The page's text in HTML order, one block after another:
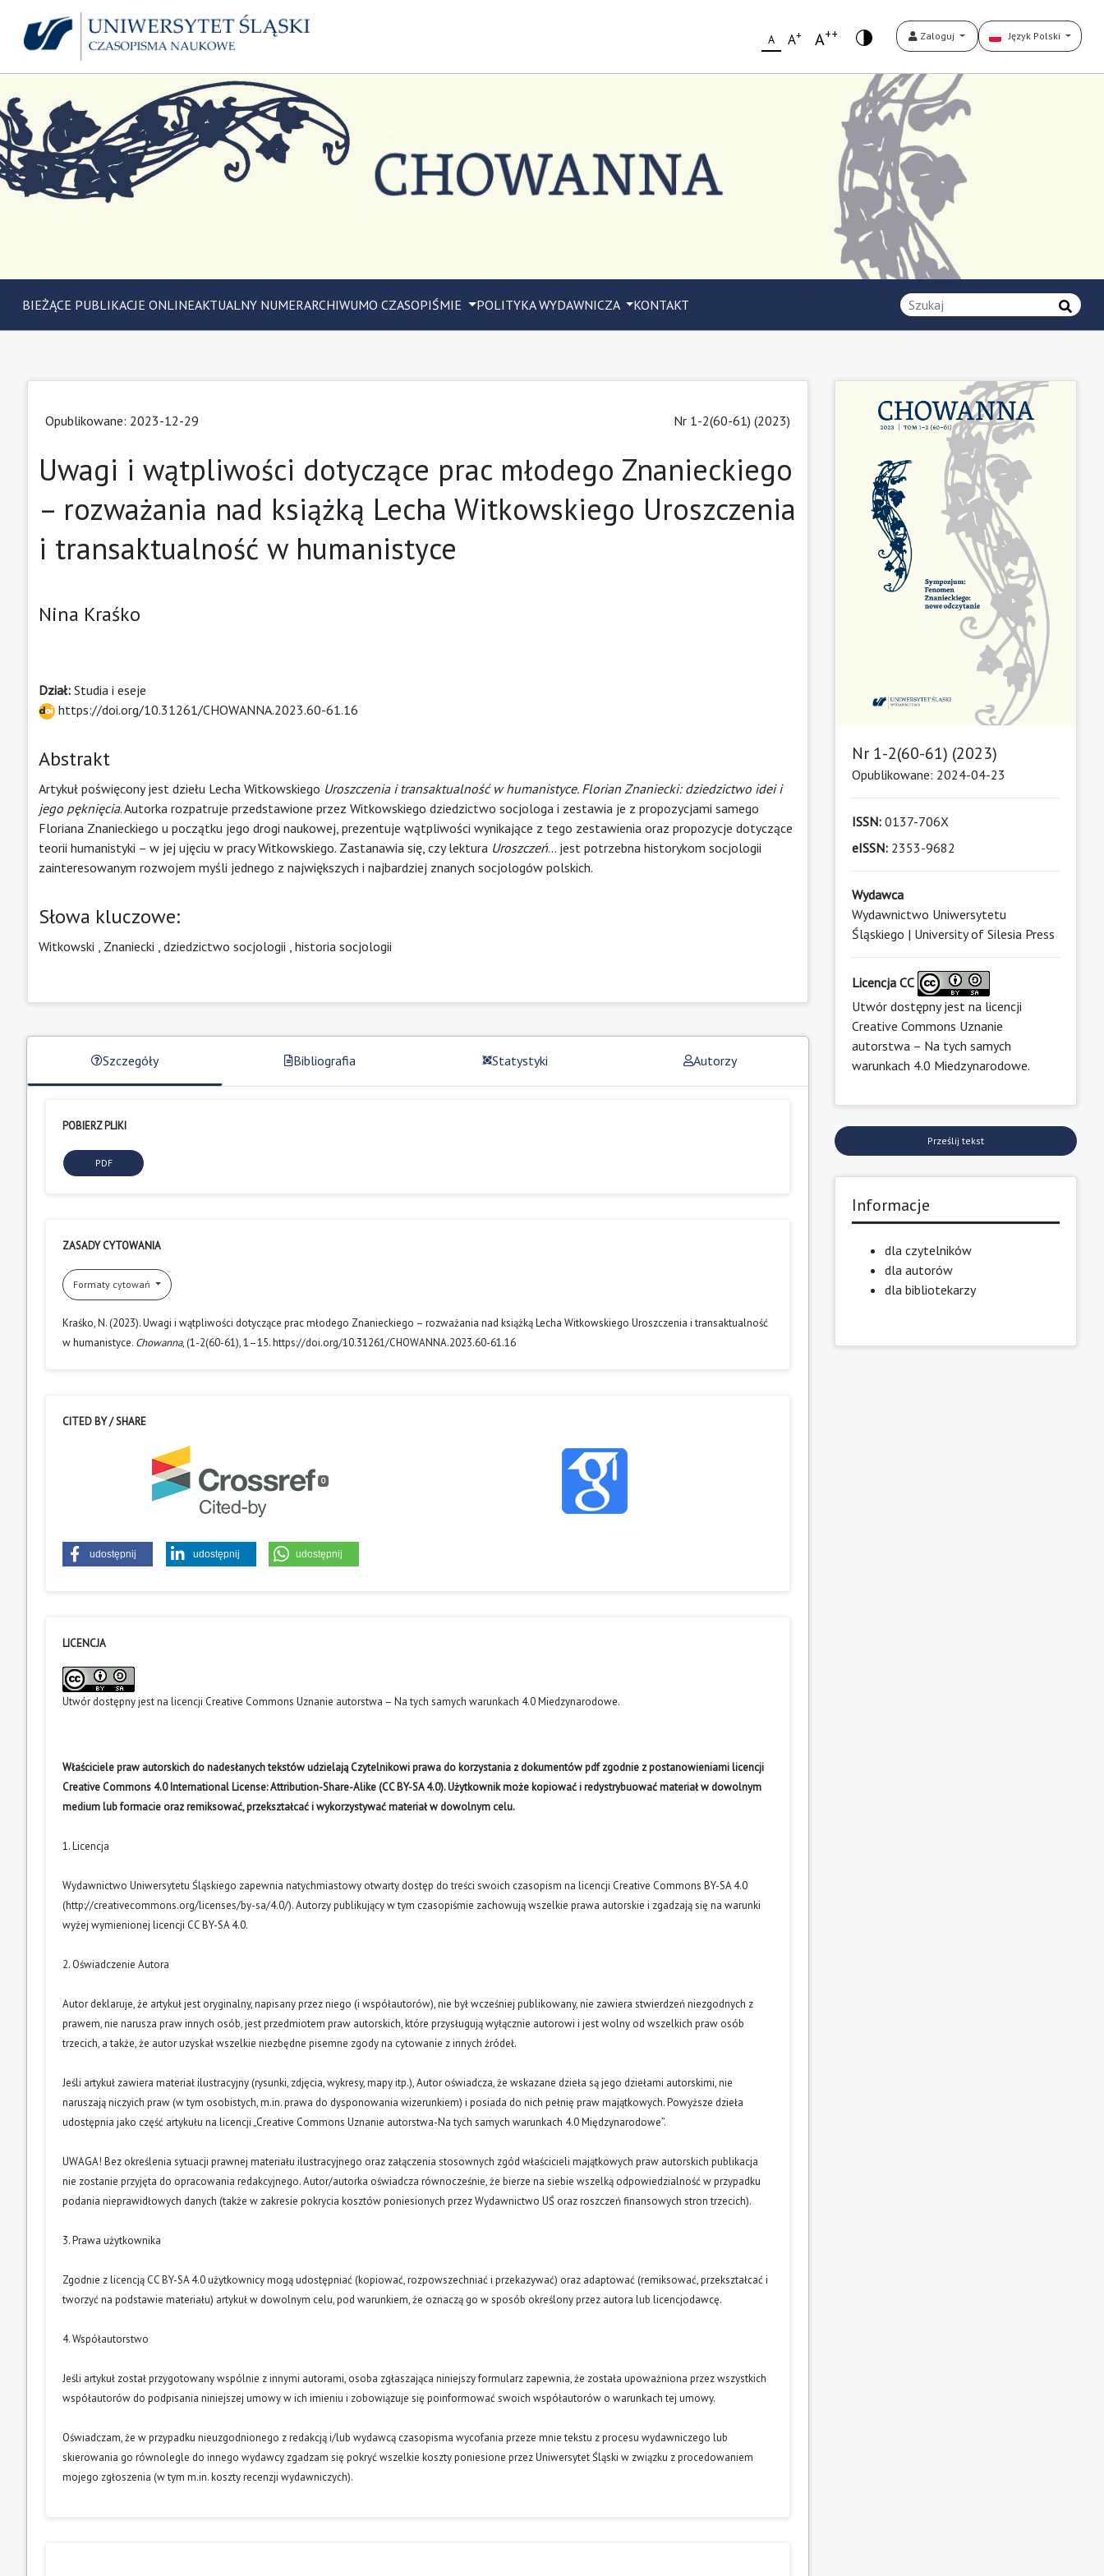
A A+ A++ Zaloguj Język Polski
BIEŻĄCE PUBLIKACJE ONLINEAKTUALNY NUMERARCHIWUMO CZASOPIŚMIE POLITYKA WYDAWNICZA KONTAKT
Opublikowane: 2023-12-29 Nr 1-2(60-61) (2023)
Uwagi i wątpliwości dotyczące prac młodego Znanieckiego
– rozważania nad książką Lecha Witkowskiego Uroszczenia
i transaktualność w humanistyce
Nina Kraśko
Dział: Studia i eseje
https://doi.org/10.31261/CHOWANNA.2023.60-61.16
Abstrakt
Artykuł poświęcony jest dziełu Lecha Witkowskiego Uroszczenia i transaktualność w humanistyce. Florian Znaniecki: dziedzictwo idei i
jego pęknięcia. Autorka rozpatruje przedstawione przez Witkowskiego dziedzictwo socjologa i zestawia je z propozycjami samego
Floriana Znanieckiego u początku jego drogi naukowej, prezentuje wątpliwości wynikające z tego zestawienia oraz propozycje dotyczące
teorii humanistyki – w jej ujęciu w pracy Witkowskiego. Zastanawia się, czy lektura Uroszczeń… jest potrzebna historykom socjologii
zainteresowanym rozwojem myśli jednego z największych i najbardziej znanych socjologów polskich.
Słowa kluczowe:
Witkowski Znaniecki dziedzictwo socjologii historia socjologii
Szczegóły Bibliografia Statystyki Autorzy
POBIERZ PLIKI
PDF
ZASADY CYTOWANIA
Formaty cytowań
Kraśko, N. (2023). Uwagi i wątpliwości dotyczące prac młodego Znanieckiego – rozważania nad książką Lecha Witkowskiego Uroszczenia i transaktualność
w humanistyce. Chowanna, (1-2(60-61), 1–15. https://doi.org/10.31261/CHOWANNA.2023.60-61.16
CITED BY / SHARE
0
udostępnij udostępnij udostępnij
LICENCJA
Utwór dostępny jest na licencji Creative Commons Uznanie autorstwa – Na tych samych warunkach 4.0 Miedzynarodowe.
Właściciele praw autorskich do nadesłanych tekstów udzielają Czytelnikowi prawa do korzystania z dokumentów pdf zgodnie z postanowieniami licencji
Creative Commons 4.0 International License: Attribution-Share-Alike (CC BY-SA 4.0). Użytkownik może kopiować i redystrybuować materiał w dowolnym
medium lub formacie oraz remiksować, przekształcać i wykorzystywać materiał w dowolnym celu.
1. Licencja
Wydawnictwo Uniwersytetu Śląskiego zapewnia natychmiastowy otwarty dostęp do treści swoich czasopism na licencji Creative Commons BY-SA 4.0
(http://creativecommons.org/licenses/by-sa/4.0/). Autorzy publikujący w tym czasopiśmie zachowują wszelkie prawa autorskie i zgadzają się na warunki
wyżej wymienionej licencji CC BY-SA 4.0.
2. Oświadczenie Autora
Autor deklaruje, że artykuł jest oryginalny, napisany przez niego (i współautorów), nie był wcześniej publikowany, nie zawiera stwierdzeń niezgodnych z
prawem, nie narusza praw innych osób, jest przedmiotem praw autorskich, które przysługują wyłącznie autorowi i jest wolny od wszelkich praw osób
trzecich, a także, że autor uzyskał wszelkie niezbędne pisemne zgody na cytowanie z innych źródeł.
Jeśli artykuł zawiera materiał ilustracyjny (rysunki, zdjęcia, wykresy, mapy itp.), Autor oświadcza, że wskazane dzieła są jego dziełami autorskimi, nie
naruszają niczyich praw (w tym osobistych, m.in. prawa do dysponowania wizerunkiem) i posiada do nich pełnię praw majątkowych. Powyższe dzieła
udostępnia jako część artykułu na licencji „Creative Commons Uznanie autorstwa-Na tych samych warunkach 4.0 Międzynarodowe”.
UWAGA! Bez określenia sytuacji prawnej materiału ilustracyjnego oraz załączenia stosownych zgód właścicieli majątkowych praw autorskich publikacja
nie zostanie przyjęta do opracowania redakcyjnego. Autor/autorka oświadcza równocześnie, że bierze na siebie wszelką odpowiedzialność w przypadku
podania nieprawidłowych danych (także w zakresie pokrycia kosztów poniesionych przez Wydawnictwo UŚ oraz roszczeń finansowych stron trzecich).
3. Prawa użytkownika
Zgodnie z licencją CC BY-SA 4.0 użytkownicy mogą udostępniać (kopiować, rozpowszechniać i przekazywać) oraz adaptować (remiksować, przekształcać i
tworzyć na podstawie materiału) artykuł w dowolnym celu, pod warunkiem, że oznaczą go w sposób określony przez autora lub licencjodawcę.
4. Współautorstwo
Jeśli artykuł został przygotowany wspólnie z innymi autorami, osoba zgłaszająca niniejszy formularz zapewnia, że została upoważniona przez wszystkich
współautorów do podpisania niniejszej umowy w ich imieniu i zobowiązuje się poinformować swoich współautorów o warunkach tej umowy.
Oświadczam, że w przypadku nieuzgodnionego z redakcją i/lub wydawcą czasopisma wycofania przeze mnie tekstu z procesu wydawniczego lub
skierowania go równolegle do innego wydawcy zgadzam się pokryć wszelkie koszty poniesione przez Uniwersytet Śląski w związku z procedowaniem
mojego zgłoszenia (w tym m.in. koszty recenzji wydawniczych).
Nr 1-2(60-61) (2023)
Opublikowane: 2024-04-23
ISSN:0137-706X
eISSN:2353-9682
Wydawca
Wydawnictwo Uniwersytetu
Śląskiego | University of Silesia Press
Licencja CC
Utwór dostępny jest na licencji
Creative Commons Uznanie
autorstwa – Na tych samych
warunkach 4.0 Miedzynarodowe.
Prześlij tekst
Informacje
dla czytelników
dla autorów
dla bibliotekarzy